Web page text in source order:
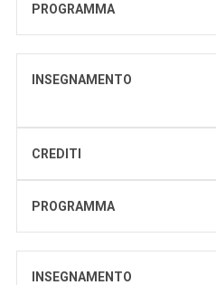
PROGRAMMA
INSEGNAMENTO
CREDITI
PROGRAMMA
INSEGNAMENTO